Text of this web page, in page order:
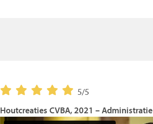
5/5
Houtcreaties CVBA, 2021 – Administratie